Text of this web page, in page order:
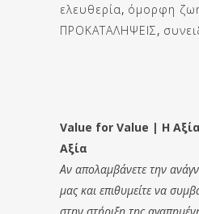
ελευθερία, όμορφη
ΠΡΟΚΑΤΑΛΗΨΕΙΣ,
Value for Value | Η
Αξία
Αν απολαμβάνετε την
μας και επιθυμείτε να
στην στήριξη της